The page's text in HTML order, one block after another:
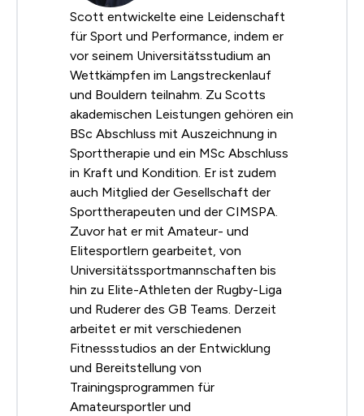
Scott entwickelte eine Leidenschaft
für Sport und Performance, indem er
vor seinem Universitätsstudium an
Wettkämpfen im Langstreckenlauf
und Bouldern teilnahm. Zu Scotts
akademischen Leistungen gehören ein
BSc Abschluss mit Auszeichnung in
Sporttherapie und ein MSc Abschluss
in Kraft und Kondition. Er ist zudem
auch Mitglied der Gesellschaft der
Sporttherapeuten und der CIMSPA.
Zuvor hat er mit Amateur- und
Elitesportlern gearbeitet, von
Universitätssportmannschaften bis
hin zu Elite-Athleten der Rugby-Liga
und Ruderer des GB Teams. Derzeit
arbeitet er mit verschiedenen
Fitnessstudios an der Entwicklung
und Bereitstellung von
Trainingsprogrammen für
Amateursportler und